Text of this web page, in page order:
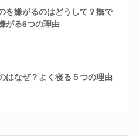
を嫌がるのはどうして？撫で
がる6つの理由
はなぜ？よく寝る５つの理由